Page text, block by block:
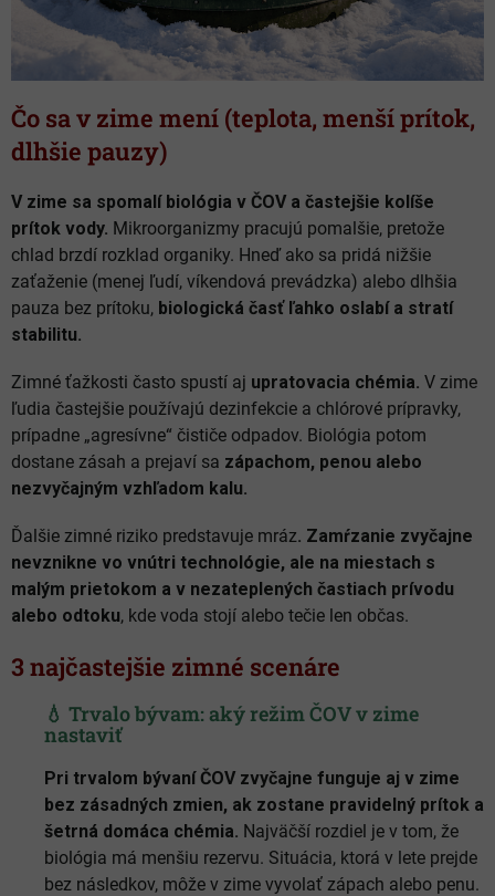
Čo sa v zime mení (teplota, menší prítok,
dlhšie pauzy)
V zime sa spomalí biológia v ČOV a častejšie kolíše
prítok vody. Mikroorganizmy pracujú pomalšie, pretože
chlad brzdí rozklad organiky. Hneď ako sa pridá nižšie
zaťaženie (menej ľudí, víkendová prevádzka) alebo dlhšia
pauza bez prítoku, biologická časť ľahko oslabí a stratí
stabilitu.
Zimné ťažkosti často spustí aj upratovacia chémia. V zime
ľudia častejšie používajú dezinfekcie a chlórové prípravky,
prípadne „agresívne“ čističe odpadov. Biológia potom
dostane zásah a prejaví sa zápachom, penou alebo
nezvyčajným vzhľadom kalu.
Ďalšie zimné riziko predstavuje mráz. Zamŕzanie zvyčajne
nevznikne vo vnútri technológie, ale na miestach s
malým prietokom a v nezateplených častiach prívodu
alebo odtoku, kde voda stojí alebo tečie len občas.
3 najčastejšie zimné scenáre
💧 Trvalo bývam: aký režim ČOV v zime
nastaviť
Pri trvalom bývaní ČOV zvyčajne funguje aj v zime
bez zásadných zmien, ak zostane pravidelný prítok a
šetrná domáca chémia. Najväčší rozdiel je v tom, že
biológia má menšiu rezervu. Situácia, ktorá v lete prejde
bez následkov, môže v zime vyvolať zápach alebo penu.